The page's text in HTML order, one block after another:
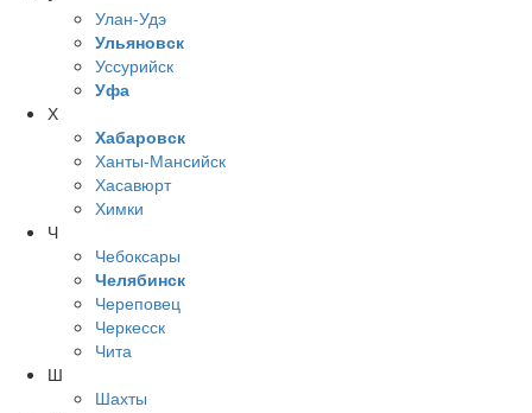
Улан-Удэ
Ульяновск
Уссурийск
Уфа
Х
Хабаровск
Ханты-Мансийск
Хасавюрт
Химки
Ч
Чебоксары
Челябинск
Череповец
Черкесск
Чита
Ш
Шахты